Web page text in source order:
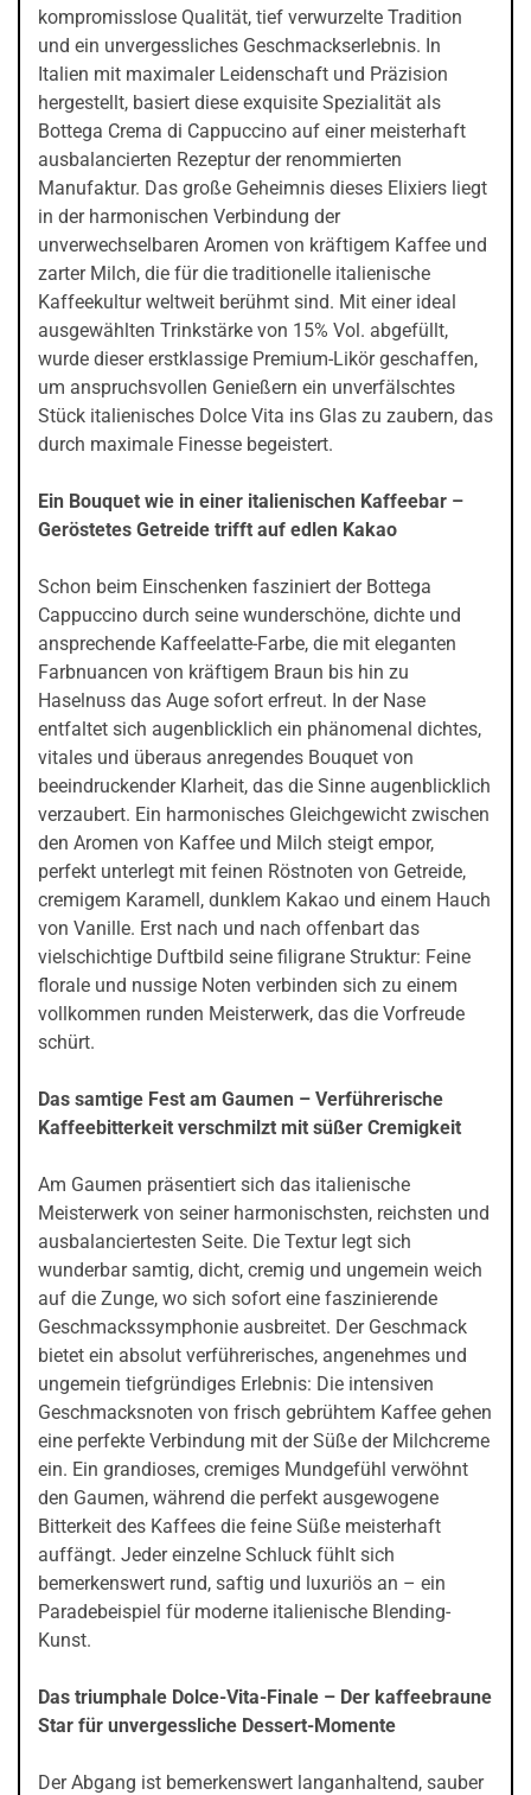
kompromisslose Qualität, tief verwurzelte Tradition
und ein unvergessliches Geschmackserlebnis. In
Italien mit maximaler Leidenschaft und Präzision
hergestellt, basiert diese exquisite Spezialität als
Bottega Crema di Cappuccino auf einer meisterhaft
ausbalancierten Rezeptur der renommierten
Manufaktur. Das große Geheimnis dieses Elixiers liegt
in der harmonischen Verbindung der
unverwechselbaren Aromen von kräftigem Kaffee und
zarter Milch, die für die traditionelle italienische
Kaffeekultur weltweit berühmt sind. Mit einer ideal
ausgewählten Trinkstärke von 15% Vol. abgefüllt,
wurde dieser erstklassige Premium-Likör geschaffen,
um anspruchsvollen Genießern ein unverfälschtes
Stück italienisches Dolce Vita ins Glas zu zaubern, das
durch maximale Finesse begeistert.
Ein Bouquet wie in einer italienischen Kaffeebar –
Geröstetes Getreide trifft auf edlen Kakao
Schon beim Einschenken fasziniert der Bottega
Cappuccino durch seine wunderschöne, dichte und
ansprechende Kaffeelatte-Farbe, die mit eleganten
Farbnuancen von kräftigem Braun bis hin zu
Haselnuss das Auge sofort erfreut. In der Nase
entfaltet sich augenblicklich ein phänomenal dichtes,
vitales und überaus anregendes Bouquet von
beeindruckender Klarheit, das die Sinne augenblicklich
verzaubert. Ein harmonisches Gleichgewicht zwischen
den Aromen von Kaffee und Milch steigt empor,
perfekt unterlegt mit feinen Röstnoten von Getreide,
cremigem Karamell, dunklem Kakao und einem Hauch
von Vanille. Erst nach und nach offenbart das
vielschichtige Duftbild seine filigrane Struktur: Feine
florale und nussige Noten verbinden sich zu einem
vollkommen runden Meisterwerk, das die Vorfreude
schürt.
Das samtige Fest am Gaumen – Verführerische
Kaffeebitterkeit verschmilzt mit süßer Cremigkeit
Am Gaumen präsentiert sich das italienische
Meisterwerk von seiner harmonischsten, reichsten und
ausbalanciertesten Seite. Die Textur legt sich
wunderbar samtig, dicht, cremig und ungemein weich
auf die Zunge, wo sich sofort eine faszinierende
Geschmackssymphonie ausbreitet. Der Geschmack
bietet ein absolut verführerisches, angenehmes und
ungemein tiefgründiges Erlebnis: Die intensiven
Geschmacksnoten von frisch gebrühtem Kaffee gehen
eine perfekte Verbindung mit der Süße der Milchcreme
ein. Ein grandioses, cremiges Mundgefühl verwöhnt
den Gaumen, während die perfekt ausgewogene
Bitterkeit des Kaffees die feine Süße meisterhaft
auffängt. Jeder einzelne Schluck fühlt sich
bemerkenswert rund, saftig und luxuriös an – ein
Paradebeispiel für moderne italienische Blending-
Kunst.
Das triumphale Dolce-Vita-Finale – Der kaffeebraune
Star für unvergessliche Dessert-Momente
Der Abgang ist bemerkenswert langanhaltend, sauber